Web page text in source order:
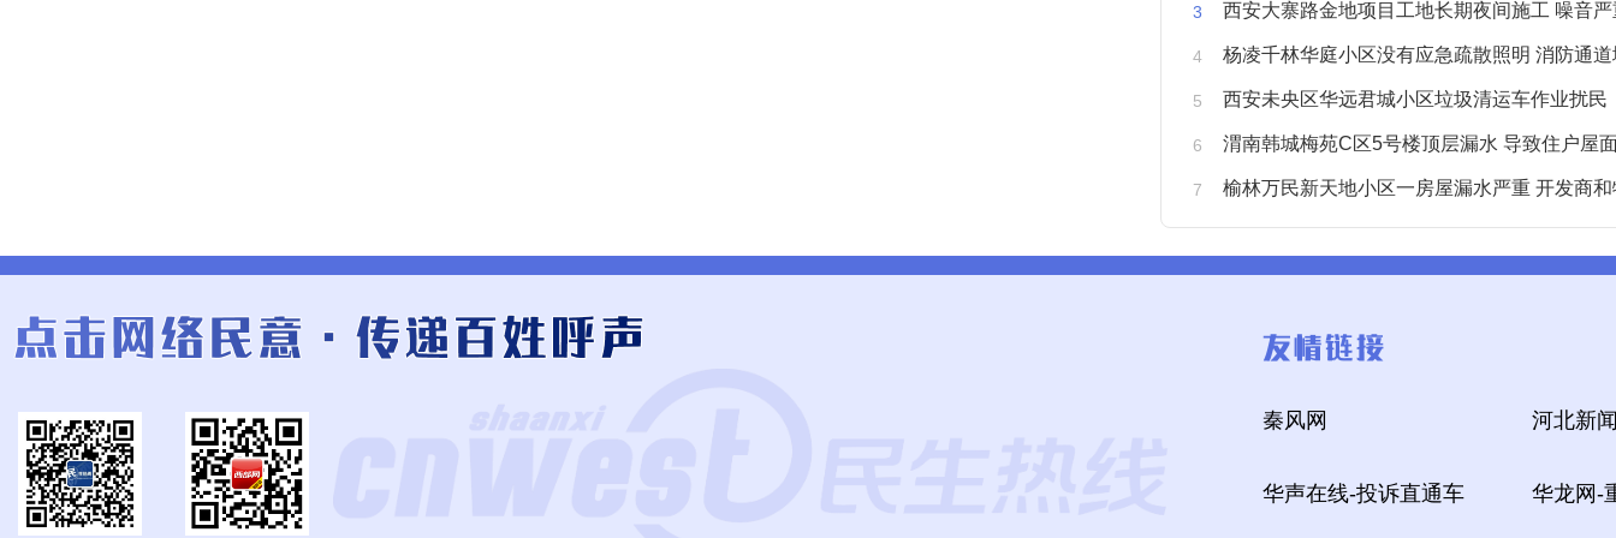
西安大寨路金地项目工地长期夜间施工 噪音严重
杨凌千林华庭小区没有应急疏散照明 消防通
西安未央区华远君城小区垃圾清运车作业扰民
渭南韩城梅苑C区5号楼顶层漏水 导致住户屋面被
榆林万民新天地小区一房屋漏水严重 开发商和物业不予
秦风网 河北新
华声在线-投诉直通车 华龙网-